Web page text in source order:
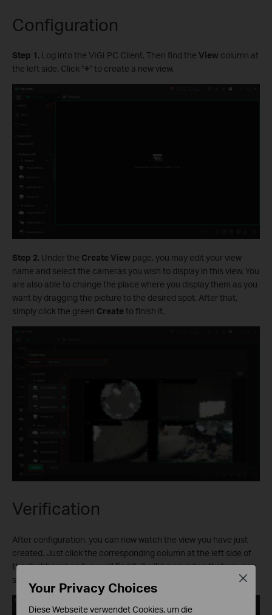
Configuration
Step 1. Log into the VIGI PC Client. Then find the View column at
the left side. Click “+” to create a new view.
Step 2. Under the Create View page, you may edit your view
name and select the cameras you wish to display in this view. You
are also able to change the place where you display them as you
want by dragging the picture to the desired spot. After that,
simply click the green Create to finish it.
Verification
After configuration, you can now watch the view you have just
created. Just click the corresponding column at the left side of
the dashboard and you will find it. It will be saved so that you can
still watch it next time you log in.
Your Privacy Choices
Diese Webseite verwendet Cookies, um die
Close